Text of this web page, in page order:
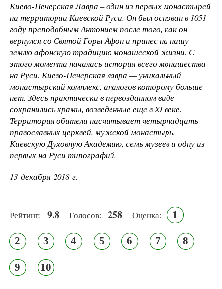
Киево-Печерская Лавра – один из первых монастырей
на территории Киевской Руси. Он был основан в 1051
году преподобным Антонием после того, как он
вернулся со Святой Горы Афон и принес на нашу
землю афонскую традицию монашеской жизни. С
этого момента началась история всего монашества
на Руси. Киево-Печерская лавра — уникальный
монастырский комплекс, аналогов которому больше
нет. Здесь практически в первозданном виде
сохранились храмы, возведенные еще в XI веке.
Территория обители насчитывает четырнадцать
православных церквей, мужской монастырь,
Киевскую Духовную Академию, семь музеев и одну из
первых на Руси типографий.
13 декабря 2018 г.
Рейтинг: 9.8 Голосов: 258 Оценка: 1
2 3 4 5 6 7 8
9 10